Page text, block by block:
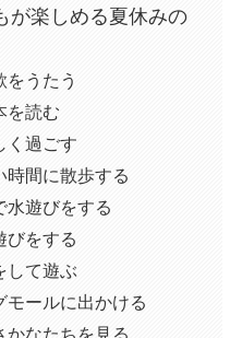
が楽しめる夏休みの
うたう
読む
過ごす
間に散歩する
遊びをする
をする
て遊ぶ
ールに出かける
なたちを見る